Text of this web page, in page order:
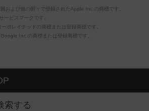
および他の国々で登録されたApple Inc.の商標です。
ビスマークです。
ポレイテッドの商標または登録商標です。
Inc.の商標または登録商標です。
索する